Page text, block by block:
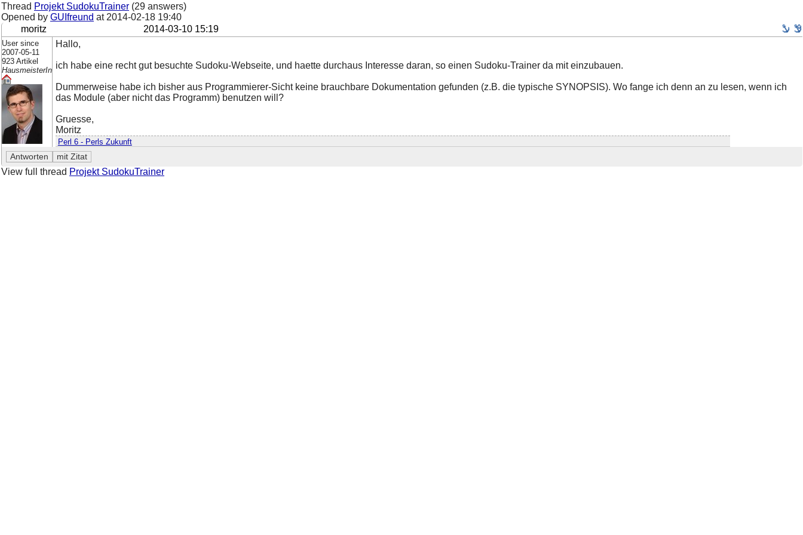
Thread Projekt SudokuTrainer (29 answers)
Opened by GUIfreund at 2014-02-18 19:40
moritz
2014-03-10 15:19
User since
2007-05-11
923 Artikel
HausmeisterIn
Hallo,
ich habe eine recht gut besuchte Sudoku-Webseite, und haette durchaus Interesse daran, so einen Sudoku-Trainer da mit einzubauen.
Dummerweise habe ich bisher aus Programmierer-Sicht keine brauchbare Dokumentation gefunden (z.B. die typische SYNOPSIS). Wo fange ich denn an zu lesen, wenn ich
das Module (aber nicht das Programm) benutzen will?
Gruesse,
Moritz
Perl 6 - Perls Zukunft
View full thread Projekt SudokuTrainer